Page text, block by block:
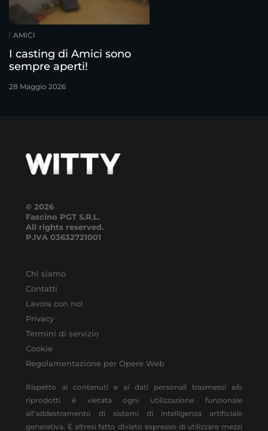
AMICI
I casting di Amici sono
sempre aperti!
28 Maggio 2026
© 2026
Fascino PGT S.R.L.
All rights reserved.
P.IVA 03632721001
Chi siamo
Contatti
Lavora con noi
Privacy
Termini di servizio
Cookie
Regolamentazione per Opere Web
Rispetto ai contenuti e ai dati personali trasmessi e/o
riprodotti è vietata ogni utilizzazione funzionale
all’addestramento di sistemi di intelligenza artificiale
generativa. È altresì fatto divieto espresso di utilizzare mezzi